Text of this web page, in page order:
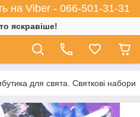
на Viber - 066-501-31-31
яскравіше!
для свята. Святкові набори